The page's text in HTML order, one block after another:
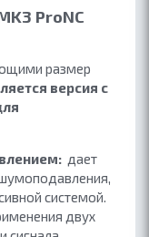
ProNC
размер
версия с
дает
системой.
двух